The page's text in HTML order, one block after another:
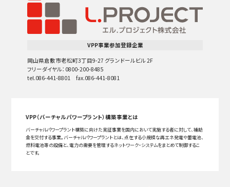
VPP事業参加登録企業
岡山県倉敷市老松町3丁目9-27 グランドールビル 2F
フリーダイヤル：0800-200-8485
tel.086-441-8801 fax.086-441-8081
VPP（バーチャルパワープラント）構築事業とは
バーチャルパワープラント構築に向けた実証事業を国内において実施する者に対して、補助
金を交付する事業。バーチャルパワープラントとは、点在する小規模な再エネ発電や蓄電池、
燃料電池等の設備と、電力の需要を管理するネットワーク・システムをまとめて制御するこ
とです。